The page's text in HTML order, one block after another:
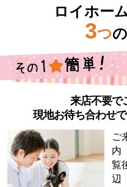
ロイホー
3つ
来店不要で
現地お待ち合わせ
ご
内
覧
辺